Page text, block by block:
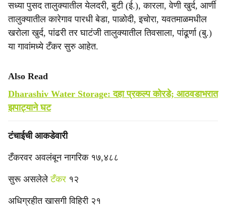
सध्या पुसद तालुक्यातील येलदरी, बुटी (ई.), कारला, वेणी खुर्द, आर्णी
तालुक्यातील कारेगाव पारधी बेडा, पाळोदी, इचोरा, यवतमाळमधील
खरोला खुर्द, पांढरी तर घाटंजी तालुक्यातील तिवसाला, पांढूर्णा (बु.)
या गावांमध्ये टँकर सुरु आहेत.
Also Read
Dharashiv Water Storage: दहा प्रकल्प कोरडे; आठवडाभरात
झपाट्याने घट
टंचाईची आकडेवारी
टँकरवर अवलंबून नागरिक १७,४८८
सुरू असलेलेटँकर १२
अधिग्रहीत खासगी विहिरी २१